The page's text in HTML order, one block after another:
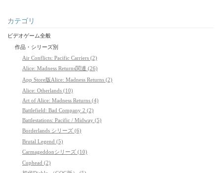
カテゴリ
ビデオゲーム全般
作品・シリーズ別
Air Conflicts: Pacific Carriers (2)
Alice: Madness Returns関連 (26)
App Store版Alice: Madness Returns (2)
Alice: Otherlands (10)
Art of Alice: Madness Returns (4)
Battlefield: Bad Company 2 (2)
Battlestations: Pacific / Midway (5)
Borderlands シリーズ (6)
Brutal Legend (5)
Carmageddonシリーズ (10)
Cuphead (2)